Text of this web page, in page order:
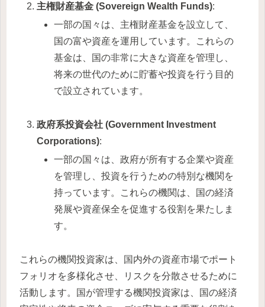
主権財産基金 (Sovereign Wealth Funds):
一部の国々は、主権財産基金を設立して、
国の富や資産を運用しています。これらの
基金は、国の非常に大きな資産を管理し、
将来の世代のために貯蓄や投資を行う目的
で設立されています。
政府系投資会社 (Government Investment
Corporations):
一部の国々は、政府が所有する企業や資産
を管理し、投資を行うための特別な機関を
持っています。これらの機関は、国の経済
発展や資産保全を促進する役割を果たしま
す。
これらの機関投資家は、国内外の資産市場でポート
フォリオを多様化させ、リスクを分散させるために
活動します。国が管理する機関投資家は、国の経済